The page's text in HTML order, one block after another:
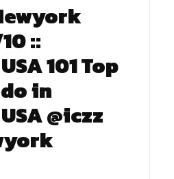
::
101 Top
in
@iczz